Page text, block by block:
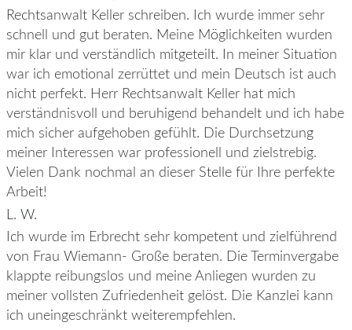
Rechtsanwalt Keller schreiben. Ich wurde immer sehr
schnell und gut beraten. Meine Möglichkeiten wurden
mir klar und verständlich mitgeteilt. In meiner Situation
war ich emotional zerrüttet und mein Deutsch ist auch
nicht perfekt. Herr Rechtsanwalt Keller hat mich
verständnisvoll und beruhigend behandelt und ich habe
mich sicher aufgehoben gefühlt. Die Durchsetzung
meiner Interessen war professionell und zielstrebig.
Vielen Dank nochmal an dieser Stelle für Ihre perfekte
Arbeit!
L. W.
Ich wurde im Erbrecht sehr kompetent und zielführend
von Frau Wiemann- Große beraten. Die Terminvergabe
klappte reibungslos und meine Anliegen wurden zu
meiner vollsten Zufriedenheit gelöst. Die Kanzlei kann
ich uneingeschränkt weiterempfehlen.